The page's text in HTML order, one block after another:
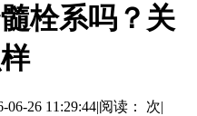
栓系吗？关
06-26 11:29:44|阅读： 次|